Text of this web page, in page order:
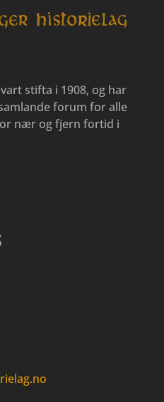
stifta i 1908, og har
forum for alle
nær og fjern fortid i